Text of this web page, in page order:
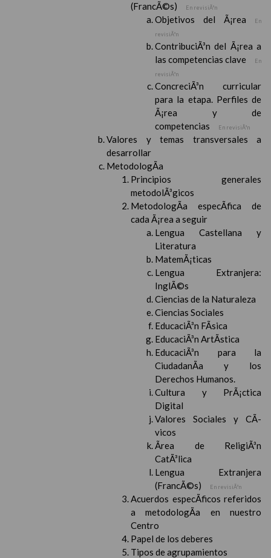
(FrancÃ©s) En revisiÃ³n
Objetivos del Ã¡rea
En
revisiÃ³n
ContribuciÃ³n del Ã¡rea a
las competencias clave
En
revisiÃ³n
ConcreciÃ³n curricular
para la etapa. Perfiles de
Ã¡rea y de
competencias
En revisiÃ³n
Valores y temas transversales a
desarrollar
MetodologÃ­a
Principios generales
metodolÃ³gicos
MetodologÃ­a especÃ­fica de
cada Ã¡rea a seguir
Lengua Castellana y
Literatura
MatemÃ¡ticas
Lengua Extranjera:
InglÃ©s
Ciencias de la Naturaleza
Ciencias Sociales
EducaciÃ³n FÃ­sica
EducaciÃ³n ArtÃ­stica
EducaciÃ³n para la
CiudadanÃ­a y los
Derechos Humanos.
Cultura y PrÃ¡ctica
Digital
Valores Sociales y CÃ­
vicos
Ãrea de ReligiÃ³n
CatÃ³lica
Lengua Extranjera
(FrancÃ©s)
En revisiÃ³n
Acuerdos especÃ­ficos referidos
a metodologÃ­a en nuestro
Centro
Papel de los deberes
Tipos de agrupamientos